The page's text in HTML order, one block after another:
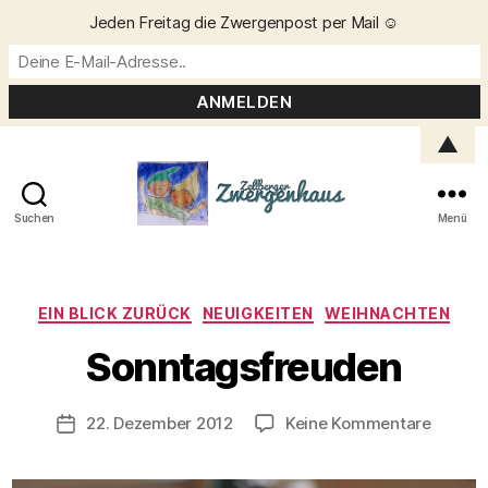
Suchen Menü
Kategorien
EIN BLICK ZURÜCK NEUIGKEITEN WEIHNACHTEN
Sonntagsfreuden
Beitragsautor
V
n
C
h
ri
Veröffentlichungsdatum
22. Dezember 2012 Keine Kommentarezu
Jeden Freitag die Zwergenpost per Mail ☺️
▲